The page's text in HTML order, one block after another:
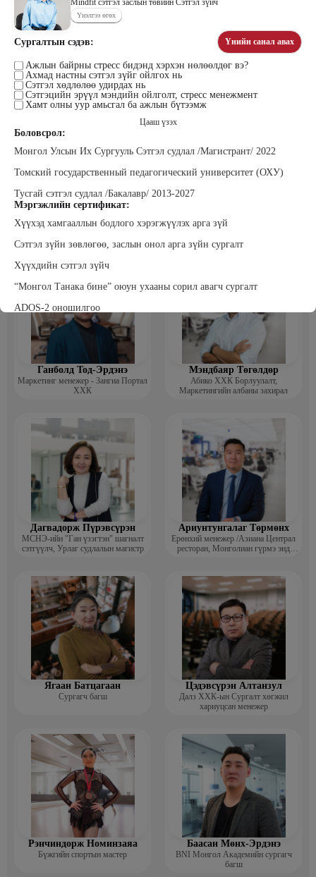
Mindfit сэтгэл заслын төвийн Сэтгэл зүйч
Үнэлгээ өгөх
Сургалтын сэдэв: Үнийн санал авах
Ажлын байрны стресс бидэнд хэрхэн нөлөөлдөг вэ?
Ахмад настны сэтгэл зүйг ойлгох нь
Сэтгэл хөдлөлөө удирдах нь
Сэтгэцийн эрүүл мэндийн ойлголт, стресс менежмент
Хамт олны уур амьсгал ба ажлын бүтээмж
Цааш үзэх
Боловсрол:
Монгол Улсын Их Сургууль Сэтгэл судлал /Магистрант/ 2022
Томский государственный педагогический университет (ОХУ)
Тусгай сэтгэл судлал /Бакалавр/ 2013-2027
Мэргэжлийн сертификат:
Хүүхэд хамгааллын бодлого хэрэгжүүлэх арга зүй
Сэтгэл зүйн зөвлөгөө, заслын онол арга зүйн сургалт
Хүүхдийн сэтгэл зүйч
“Монгол Танака бине” оюун ухааны сорил авагч сургалт
ADOS-2 оношилгоо
Ажлын туршлага:
Mindfit сэтгэл заслын төв, сэтгэл зүйч 2022 оноос
Цэлмэг кибер сургууль, сэтгэл зүйч 2021-2022 онд
Оюуны чадвар IQ төв, СӨБ судлаач 2019-2021 онд
Энэрлийн түүчээ, нийгмийн ажилтан 2017-2019 онд
Наран анд консалтинг” ХХК-ийн
Захирал
Бээжин Солонгоо
Франклинкови Монгол ХХК
гүйцэтгэх захирал, Манлайллын
сэтгэлзүйч
Уранбор Сэмбэрүү
Прус Центр ХХК-ийн Хяналт
ISO4500; ISO9001 нэгдсэн
тогтолцооны хэрэгжүүлэгч
Болор Үйлсийн Үндэс ТББ-ийн
карьер сургалтын төвийн нийгмийн
ажилтан, сургагч багш
Ганболд Тод-Эрдэнэ
Маркетинг менежер - Зангиа Портал
ХХК
Мэндбаяр Төгөлдөр
Абико ХХК Борлуулалт,
Маркетингийн албаны захирал
Дагвадорж Пүрэвсүрэн
МСНЭ-ийн "Ган үзэгтэн" шагналт
сэтгүүлч, Урлаг судлалын магистр
Ариунтунгалаг Төрмөнх
Ерөнхий менежер /Азиана Централ
ресторан, Монголиан гүрмэ энд
Ягаан Батцагаан
Сургагч багш
Цэдэвсүрэн Алтанзул
Далз ХХК-ын Сургалт хөгжил
хариуцсан менежер
Рэнчиндорж Номинзаяа
Бүжгийн спортын мастер
Баасан Мөнх-Эрдэнэ
BNI Монгол Академийн сургагч
багш